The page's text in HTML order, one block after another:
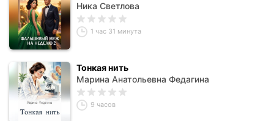
Ника Светлова
1 час 31 минута
Тонкая нить
Марина Анатольевна Федагина
9 часов